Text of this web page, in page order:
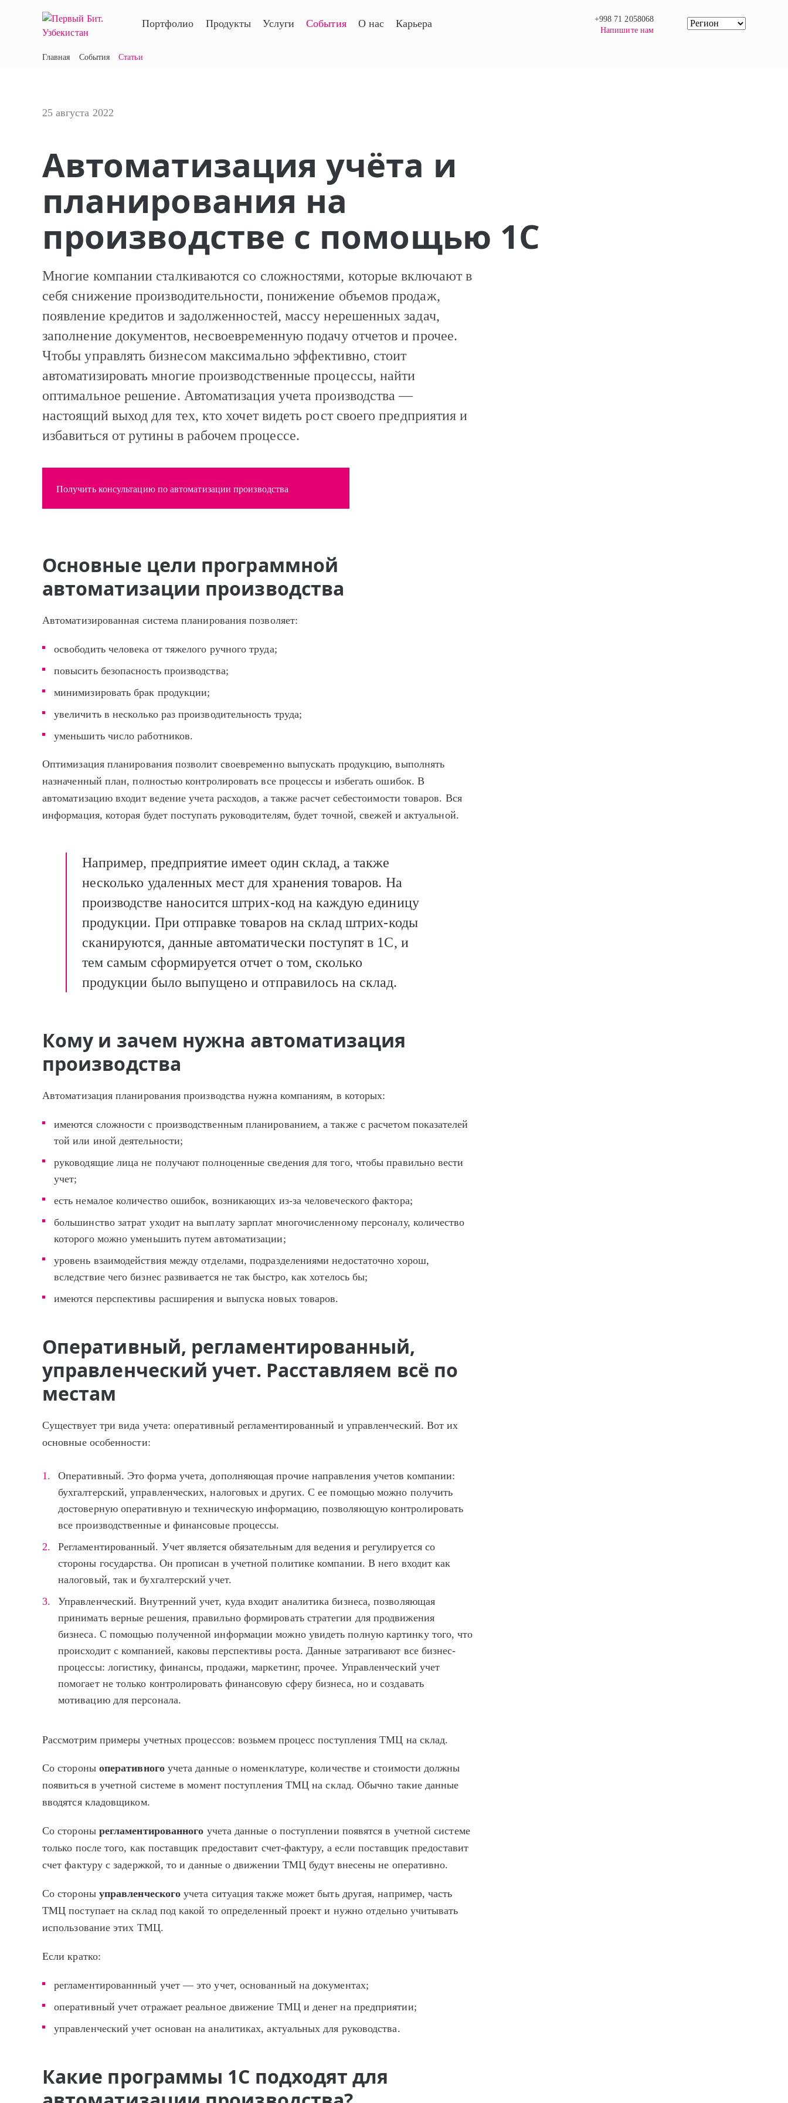
Портфолио Продукты Услуги События О нас Карьера
+998 71 2058068
Напишите нам
Главная События Статьи
25 августа 2022
Автоматизация учёта и
планирования на
производстве с помощью 1С
Многие компании сталкиваются со сложностями, которые включают в
себя снижение производительности, понижение объемов продаж,
появление кредитов и задолженностей, массу нерешенных задач,
заполнение документов, несвоевременную подачу отчетов и прочее.
Чтобы управлять бизнесом максимально эффективно, стоит
автоматизировать многие производственные процессы, найти
оптимальное решение. Автоматизация учета производства ―
настоящий выход для тех, кто хочет видеть рост своего предприятия и
избавиться от рутины в рабочем процессе.
Получить консультацию по автоматизации производства
Основные цели программной
автоматизации производства
Автоматизированная система планирования позволяет:
освободить человека от тяжелого ручного труда;
повысить безопасность производства;
минимизировать брак продукции;
увеличить в несколько раз производительность труда;
уменьшить число работников.
Оптимизация планирования позволит своевременно выпускать продукцию, выполнять
назначенный план, полностью контролировать все процессы и избегать ошибок. В
автоматизацию входит ведение учета расходов, а также расчет себестоимости товаров. Вся
информация, которая будет поступать руководителям, будет точной, свежей и актуальной.
Например, предприятие имеет один склад, а также
несколько удаленных мест для хранения товаров. На
производстве наносится штрих-код на каждую единицу
продукции. При отправке товаров на склад штрих-коды
сканируются, данные автоматически поступят в 1С, и
тем самым сформируется отчет о том, сколько
продукции было выпущено и отправилось на склад.
Кому и зачем нужна автоматизация
производства
Автоматизация планирования производства нужна компаниям, в которых:
имеются сложности с производственным планированием, а также с расчетом показателей
той или иной деятельности;
руководящие лица не получают полноценные сведения для того, чтобы правильно вести
учет;
есть немалое количество ошибок, возникающих из-за человеческого фактора;
большинство затрат уходит на выплату зарплат многочисленному персоналу, количество
которого можно уменьшить путем автоматизации;
уровень взаимодействия между отделами, подразделениями недостаточно хорош,
вследствие чего бизнес развивается не так быстро, как хотелось бы;
имеются перспективы расширения и выпуска новых товаров.
Оперативный, регламентированный,
управленческий учет. Расставляем всё по
местам
Существует три вида учета: оперативный регламентированный и управленческий. Вот их
основные особенности:
Оперативный. Это форма учета, дополняющая прочие направления учетов компании:
бухгалтерский, управленческих, налоговых и других. С ее помощью можно получить
достоверную оперативную и техническую информацию, позволяющую контролировать
все производственные и финансовые процессы.
Регламентированный. Учет является обязательным для ведения и регулируется со
стороны государства. Он прописан в учетной политике компании. В него входит как
налоговый, так и бухгалтерский учет.
Управленческий. Внутренний учет, куда входит аналитика бизнеса, позволяющая
принимать верные решения, правильно формировать стратегии для продвижения
бизнеса. С помощью полученной информации можно увидеть полную картинку того, что
происходит с компанией, каковы перспективы роста. Данные затрагивают все бизнес-
процессы: логистику, финансы, продажи, маркетинг, прочее. Управленческий учет
помогает не только контролировать финансовую сферу бизнеса, но и создавать
мотивацию для персонала.
Рассмотрим примеры учетных процессов: возьмем процесс поступления ТМЦ на склад.
Со стороны оперативногоучета данные о номенклатуре, количестве и стоимости должны
появиться в учетной системе в момент поступления ТМЦ на склад. Обычно такие данные
вводятся кладовщиком.
Со стороны регламентированного учета данные о поступлении появятся в учетной системе
только после того, как поставщик предоставит счет-фактуру, а если поставщик предоставит
счет фактуру с задержкой, то и данные о движении ТМЦ будут внесены не оперативно.
Со стороны управленческого учета ситуация также может быть другая, например, часть
ТМЦ поступает на склад под какой то определенный проект и нужно отдельно учитывать
использование этих ТМЦ.
Если кратко:
регламентированнный учет ― это учет, основанный на документах;
оперативный учет отражает реальное движение ТМЦ и денег на предприятии;
управленческий учет основан на аналитиках, актуальных для руководства.
Какие программы 1С подходят для